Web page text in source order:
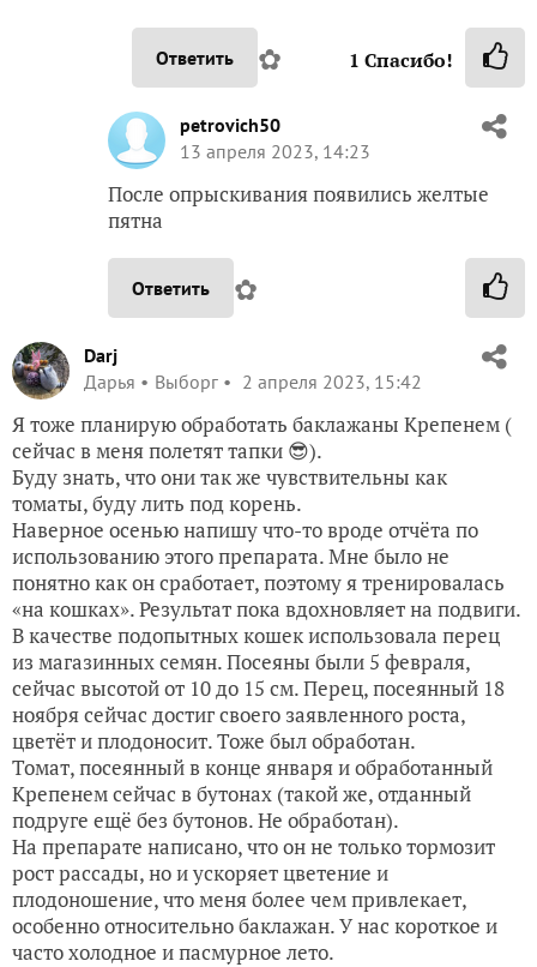
Ответить ✿ 1 Спасибо!
petrovich50
13 апреля 2023, 14:23
После опрыскивания появились желтые
пятна
Ответить ✿
Darj
Дарья
Выборг 2 апреля 2023, 15:42
Я тоже планирую обработать баклажаны Крепенем (
сейчас в меня полетят тапки 😎).
Буду знать, что они так же чувствительны как
томаты, буду лить под корень.
Наверное осенью напишу что-то вроде отчёта по
использованию этого препарата. Мне было не
понятно как он сработает, поэтому я тренировалась
«на кошках». Результат пока вдохновляет на подвиги.
В качестве подопытных кошек использовала перец
из магазинных семян. Посеяны были 5 февраля,
сейчас высотой от 10 до 15 см. Перец, посеянный 18
ноября сейчас достиг своего заявленного роста,
цветёт и плодоносит. Тоже был обработан.
Томат, посеянный в конце января и обработанный
Крепенем сейчас в бутонах (такой же, отданный
подруге ещё без бутонов. Не обработан).
На препарате написано, что он не только тормозит
рост рассады, но и ускоряет цветение и
плодоношение, что меня более чем привлекает,
особенно относительно баклажан. У нас короткое и
часто холодное и пасмурное лето.